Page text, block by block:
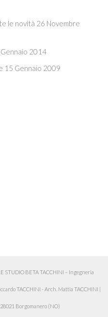
le novità 26 Novembre
2014
15 Gennaio 2009
STUDIO BETA TACCHINI – Ingegneria
TACCHINI - Arch. Mattia TACCHINI |
Borgomanero (NO)